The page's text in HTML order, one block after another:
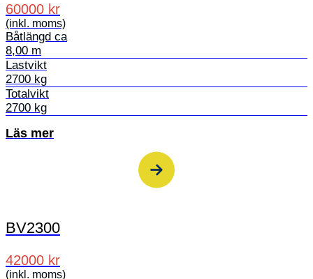
60000 kr
(inkl. moms)
Båtlängd ca
8,00 m
Lastvikt
2700 kg
Totalvikt
2700 kg
Läs mer
BV2300
42000 kr
(inkl. moms)